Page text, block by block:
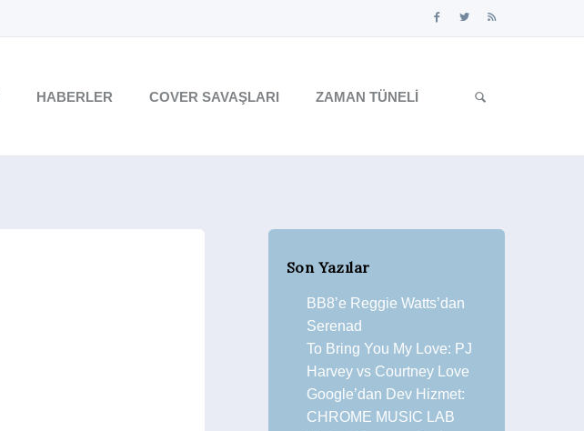
HABERLER COVER SAVAŞLARI ZAMAN TÜNELI
Son Yazılar
BB8’e Reggie Watts’dan
Serenad
To Bring You My Love: PJ
Harvey vs Courtney Love
Google’dan Dev Hizmet:
CHROME MUSIC LAB